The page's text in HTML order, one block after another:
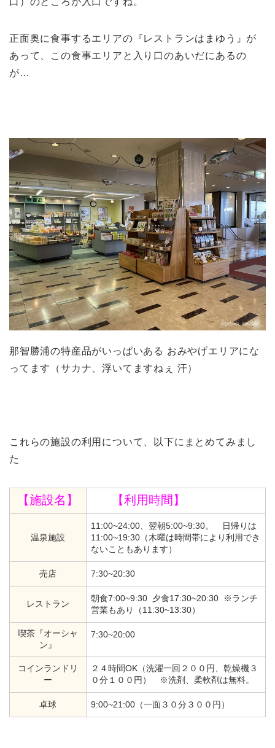
正面奥に食事するエリアの『レストランはまゆう』が
あって、この食事エリアと入り口のあいだにあるの
が…
那智勝浦の特産品がいっぱいある おみやげエリアにな
ってます（サカナ、浮いてますねぇ 汗）
これらの施設の利用について、以下にまとめてみまし
た
【施設名】 【利用時間】
温泉施設
11:00~24:00、翌朝5:00~9:30。 日帰りは
11:00~19:30（木曜は時間帯により利用でき
ないこともあります）
売店 7:30~20:30
レストラン
朝食7:00~9:30 夕食17:30~20:30 ※ランチ
営業もあり（11:30~13:30）
喫茶『オーシャ
ン』
7:30~20:00
コインランドリ
ー
２４時間OK（洗濯一回２００円、乾燥機３
０分１００円） ※洗剤、柔軟剤は無料。
卓球 9:00~21:00（一面３０分３００円）